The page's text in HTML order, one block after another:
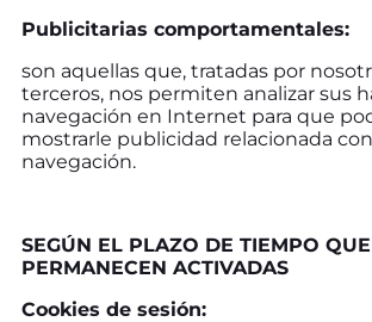
Publicitarias comportamentales:
son aquellas que, tratadas por
terceros, nos permiten analizar sus
navegación en Internet para que
mostrarle publicidad relacionada
navegación.
SEGÚN EL PLAZO DE TIEMPO QUE
PERMANECEN ACTIVADAS
Cookies de sesión: